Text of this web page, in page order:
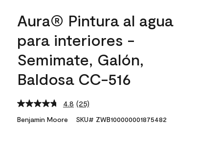
Aura® Pintura al agua
para interiores -
Semimate, Galón,
Baldosa CC-516
4.8 Read
25
Reviews.
(25)
Benjamin Moore SKU# ZWB100000001875482